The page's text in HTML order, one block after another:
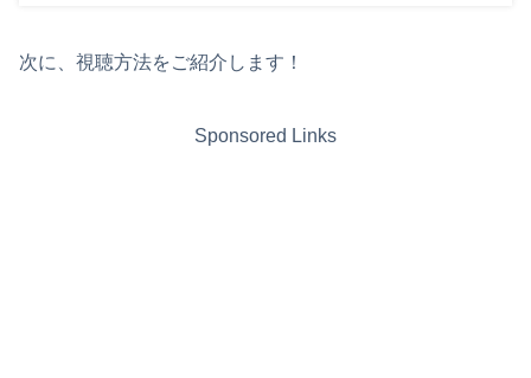
次に、視聴方法をご紹介します！
Sponsored Links